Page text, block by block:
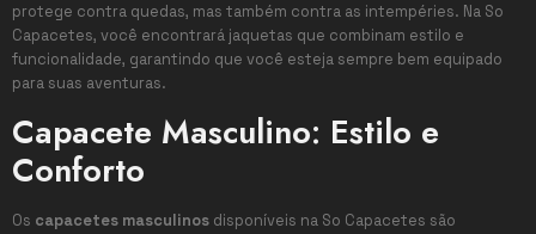
protege contra quedas, mas também contra as intempéries. Na So
Capacetes, você encontrará jaquetas que combinam estilo e
funcionalidade, garantindo que você esteja sempre bem equipado
para suas aventuras.
Capacete Masculino: Estilo e
Conforto
Os capacetes masculinos disponíveis na So Capacetes são